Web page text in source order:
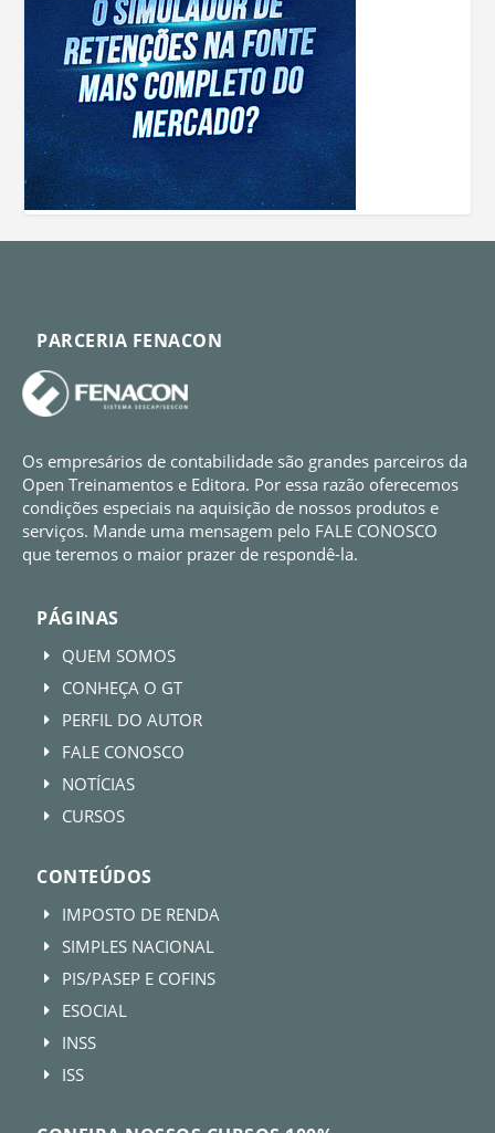
PARCERIA FENACON
Os empresários de contabilidade são grandes parceiros da
Open Treinamentos e Editora. Por essa razão oferecemos
condições especiais na aquisição de nossos produtos e
serviços. Mande uma mensagem pelo FALE CONOSCO
que teremos o maior prazer de respondê-la.
PÁGINAS
E QUEM SOMOS
E CONHEÇA O GT
E PERFIL DO AUTOR
E FALE CONOSCO
E NOTÍCIAS
E CURSOS
CONTEÚDOS
E IMPOSTO DE RENDA
E SIMPLES NACIONAL
E PIS/PASEP E COFINS
E ESOCIAL
E INSS
E ISS